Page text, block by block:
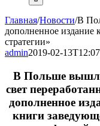
Главная/Новости/В
дополненное
стратегии»
admin2019-02-
В Польше
свет
дополненное
книги